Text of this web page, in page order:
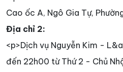
Cao ốc A, Ngô Gia Tự,
Địa chỉ 2:
<p>Dịch vụ Nguyễn Kim -
đến 22h00 từ Thứ 2 - Chủ